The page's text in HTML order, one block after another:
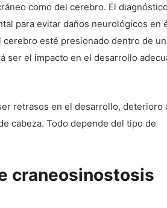
como del cerebro. El
para evitar daños neurológicos en
esté presionado dentro de
ser el impacto en el desarrollo
retrasos en el desarrollo, deterioro
cabeza. Todo depende del tipo de
craneosinostosis